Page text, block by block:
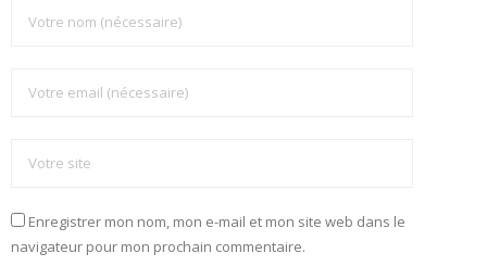
Enregistrer mon nom, mon e-mail et mon site web dans le
navigateur pour mon prochain commentaire.